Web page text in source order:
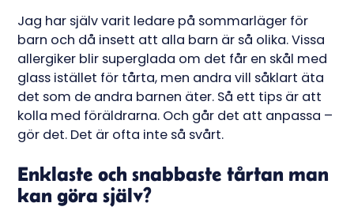
Jag har själv varit ledare på sommarläger för
barn och då insett att alla barn är så olika. Vissa
allergiker blir superglada om det får en skål med
glass istället för tårta, men andra vill såklart äta
det som de andra barnen äter. Så ett tips är att
kolla med föräldrarna. Och går det att anpassa –
gör det. Det är ofta inte så svårt.
Enklaste och snabbaste tårtan man
kan göra själv?